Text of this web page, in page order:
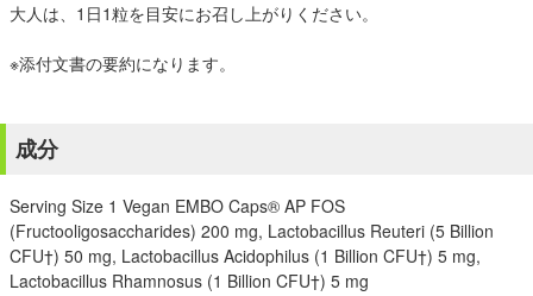
大人は、1日1粒を目安にお召し上がりください。
※添付文書の要約になります。
成分
Serving Size 1 Vegan EMBO Caps® AP FOS
(Fructooligosaccharides) 200 mg, Lactobacillus Reuteri (5 Billion
CFU†) 50 mg, Lactobacillus Acidophilus (1 Billion CFU†) 5 mg,
Lactobacillus Rhamnosus (1 Billion CFU†) 5 mg